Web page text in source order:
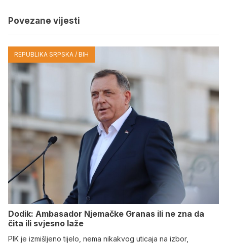
Povezane vijesti
REPUBLIKA SRPSKA / BIH
Dodik: Ambasador Njemačke Granas ili ne zna da
čita ili svjesno laže
PIK je izmišljeno tijelo, nema nikakvog uticaja na izbor,